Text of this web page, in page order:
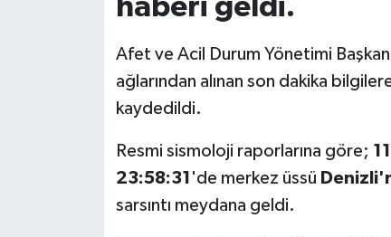
haberi geldi.
Afet ve Acil Durum Yönetimi
ağlarından alınan son dakika
kaydedildi.
Resmi sismoloji raporlarına göre;
23:58:31 'de merkez üssü
sarsıntı meydana geldi.
MAGAZİN